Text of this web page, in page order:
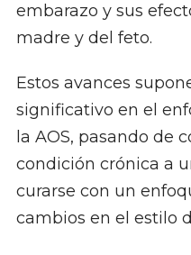
embarazo y sus
madre y del feto.
Estos avances
significativo en el
la AOS, pasando de
condición crónica a
curarse con un
cambios en el estilo